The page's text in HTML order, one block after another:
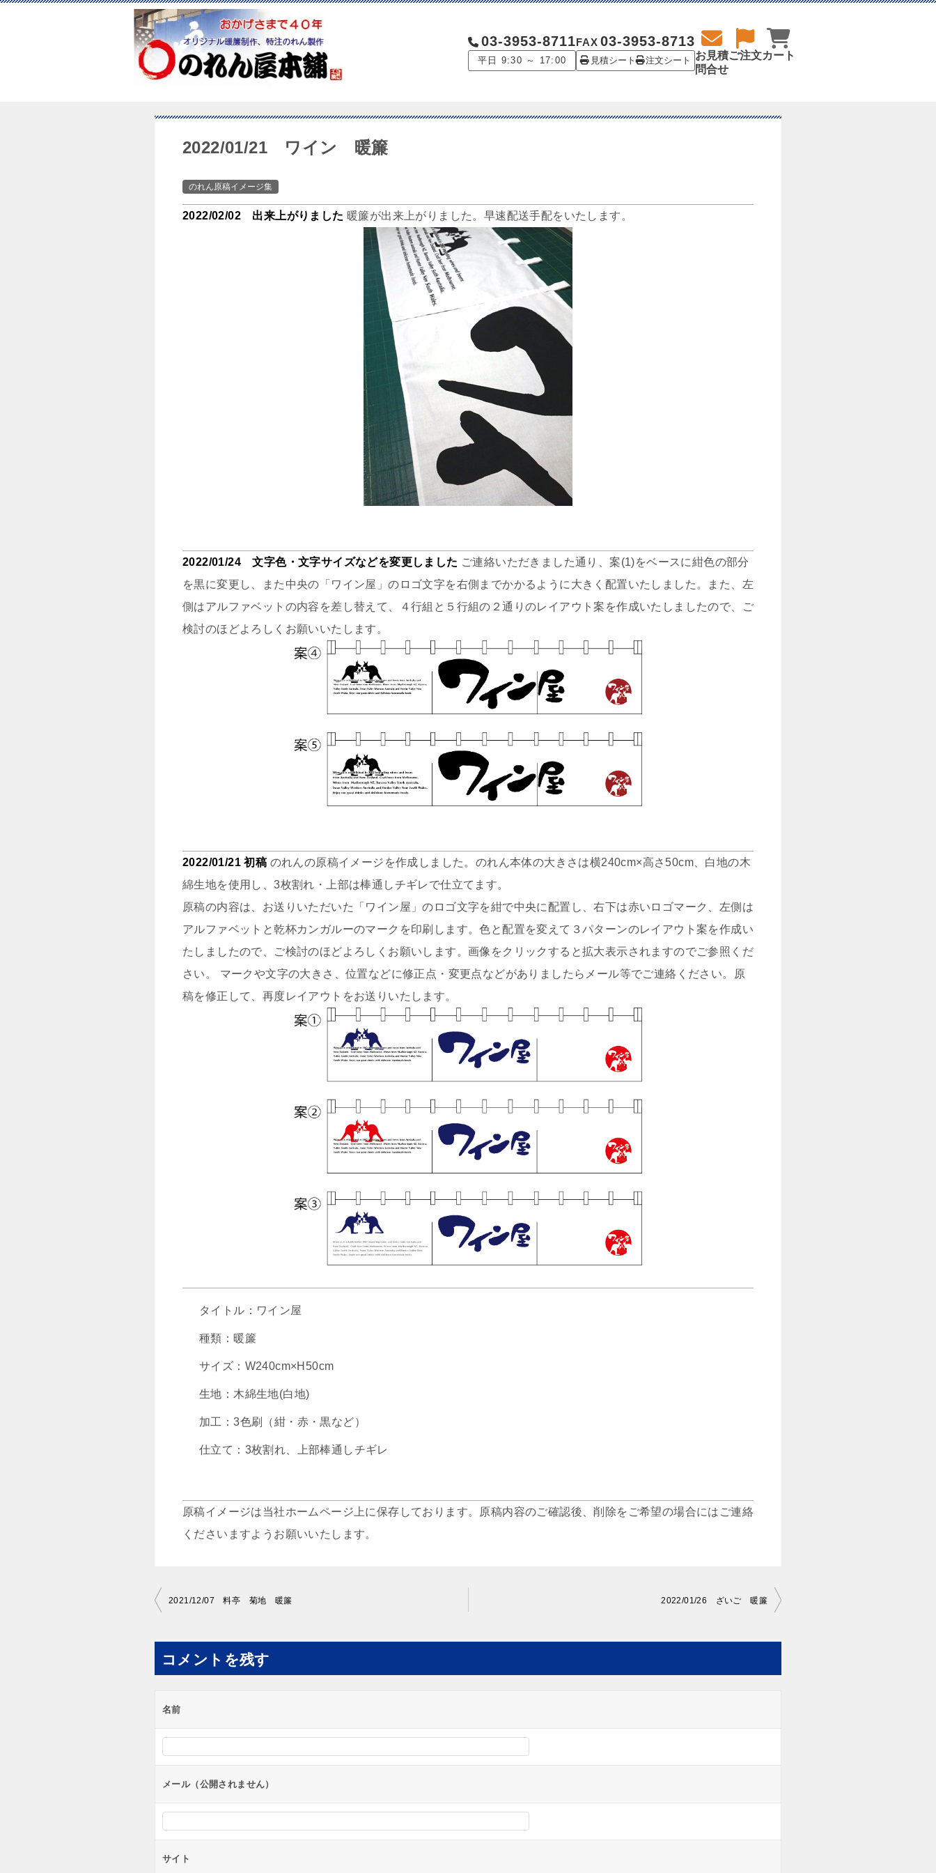
03-3953-8711
平日 9:30 ～ 17:00
FAX 03-3953-8713
見積シート 注文シート
お見積
問合せ
ご注文カート
2022/01/21 ワイン 暖簾
のれん原稿イメージ集
2022/02/02 出来上がりました 暖簾が出来上がりました。早速配送手配をいたします。
2022/01/24 文字色・文字サイズなどを変更しました ご連絡いただきました通り、案(1)をベースに紺色の部分
を黒に変更し、また中央の「ワイン屋」のロゴ文字を右側までかかるように大きく配置いたしました。また、左
側はアルファベットの内容を差し替えて、４行組と５行組の２通りのレイアウト案を作成いたしましたので、ご
検討のほどよろしくお願いいたします。
2022/01/21 初稿 のれんの原稿イメージを作成しました。のれん本体の大きさは横240cm×高さ50cm、白地の木
綿生地を使用し、3枚割れ・上部は棒通しチギレで仕立てます。
原稿の内容は、お送りいただいた「ワイン屋」のロゴ文字を紺で中央に配置し、右下は赤いロゴマーク、左側は
アルファベットと乾杯カンガルーのマークを印刷します。色と配置を変えて３パターンのレイアウト案を作成い
たしましたので、ご検討のほどよろしくお願いします。画像をクリックすると拡大表示されますのでご参照くだ
さい。 マークや文字の大きさ、位置などに修正点・変更点などがありましたらメール等でご連絡ください。原
稿を修正して、再度レイアウトをお送りいたします。
タイトル：ワイン屋
種類：暖簾
サイズ：W240cm×H50cm
生地：木綿生地(白地)
加工：3色刷（紺・赤・黒など）
仕立て：3枚割れ、上部棒通しチギレ
原稿イメージは当社ホームページ上に保存しております。原稿内容のご確認後、削除をご希望の場合にはご連絡
くださいますようお願いいたします。
投
ナ
ビ
ー
ョ
2021/12/07 料亭 菊地 暖簾 2022/01/26 ざいご 暖簾
コメントを残す
名前
メール（公開されません）
サイト